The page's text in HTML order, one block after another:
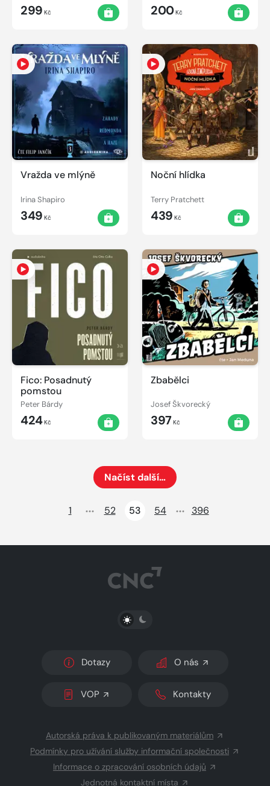
299 Kč 200Kč
Vražda ve mlýně
Irina Shapiro
349 Kč
Noční hlídka
Terry Pratchett
439 Kč
Fico: Posadnutý
pomstou
Peter Bárdy
424Kč
Zbabělci
Josef Škvorecký
397Kč
Načíst další…
1
52 53 54 396
PŘEPNOUT SVĚTLÝ/TMAVÝ REŽIM
Dotazy O nás
VOP Kontakty
Autorská práva k publikovaným materiálům
Podmínky pro užívání služby informační společnosti
Informace o zpracování osobních údajů
Jednotná kontaktní místa